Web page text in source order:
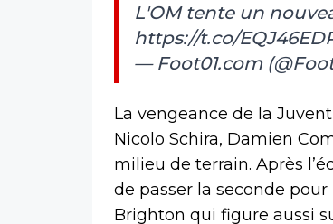
L'OM tente un
https://t.co/
— Foot01.com
La vengeance de la
Nicolo Schira, Damien
milieu de terrain. Après
de passer la seconde
Brighton qui figure aussi